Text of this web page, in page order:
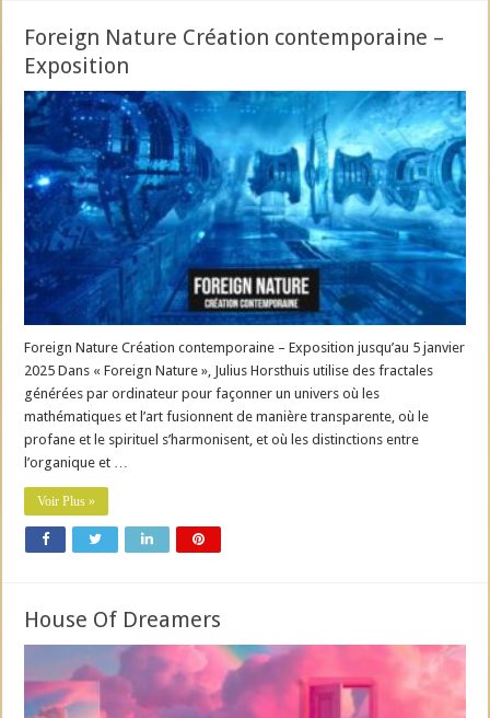
Foreign Nature Création contemporaine –
Exposition
Foreign Nature Création contemporaine – Exposition jusqu’au 5 janvier
2025 Dans « Foreign Nature », Julius Horsthuis utilise des fractales
générées par ordinateur pour façonner un univers où les
mathématiques et l’art fusionnent de manière transparente, où le
profane et le spirituel s’harmonisent, et où les distinctions entre
l’organique et …
Voir Plus »
House Of Dreamers